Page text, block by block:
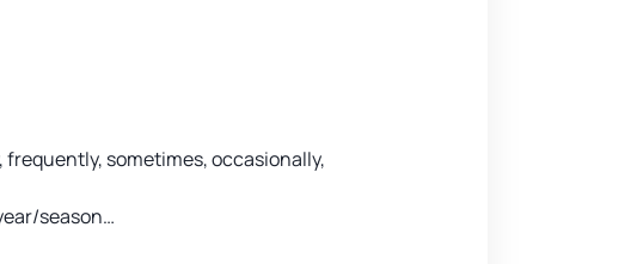
sometimes, occasionally,
season…